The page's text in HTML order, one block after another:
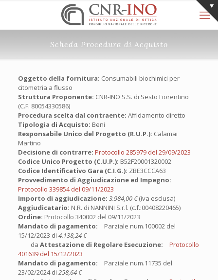
Scheda Procedura di Acquisto
Oggetto della fornitura: Consumabili biochimici per
citometria a flusso
Struttura Proponente: CNR-INO S.S. di Sesto Fiorentino
(C.F. 80054330586)
Procedura scelta dal contraente: Affidamento diretto
Tipologia di Acquisto: Beni
Responsabile Unico del Progetto (R.U.P.): Calamai
Martino
Decisione di contrarre: Protocollo 285979 del 29/09/2023
Codice Unico Progetto (C.U.P.): B52F20001320002
Codice Identificativo Gara (C.I.G.): ZBE3CCCA63
Provvedimento di Aggiudicazione ed Impegno:
Protocollo 339854 del 09/11/2023
Importo di aggiudicazione: 3.984,00 €(iva esclusa)
Aggiudicatario: N.R. di NANNINI S.r.l. (c.f.:00408220465)
Ordine: Protocollo 340002 del 09/11/2023
Mandato di pagamento: Parziale num.100002 del
15/12/2023 di 4.138,24 €
da Attestazione di Regolare Esecuzione:
Protocollo
401639 del 15/12/2023
Mandato di pagamento: Parziale num.11735 del
23/02/2024 di 258,64 €